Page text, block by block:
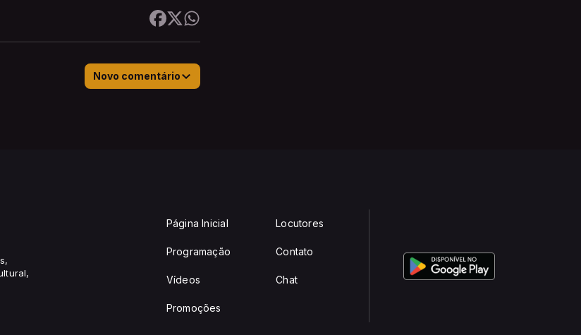
Novo comentário
Página Inicial
Programação
Vídeos
Promoções
Locutores
Contato
Chat